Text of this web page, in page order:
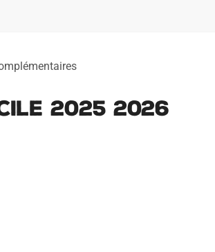
2025 2026